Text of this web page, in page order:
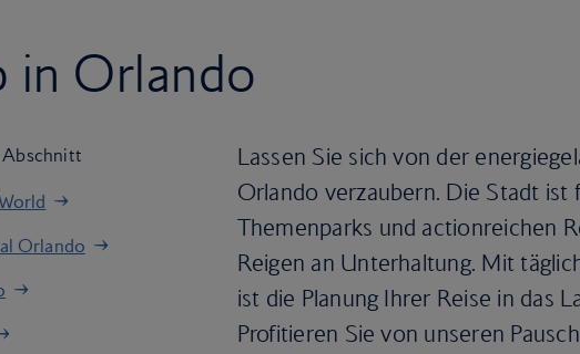
in Orlando
Orlando
Lassen Sie sich von der
Orlando verzaubern. Die Stadt
Themenparks und actionreichen
Reigen an Unterhaltung. Mit
ist die Planung Ihrer Reise in das
Profitieren Sie von unseren